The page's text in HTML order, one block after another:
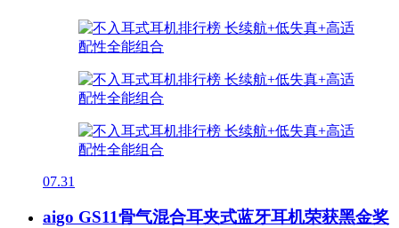
07.31
aigo GS11骨气混合耳夹式蓝牙耳机荣获黑金奖